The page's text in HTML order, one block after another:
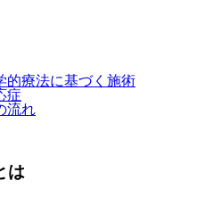
的療法に基づく施術
症
流れ
は